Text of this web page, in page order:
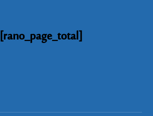
[rano_page_total]